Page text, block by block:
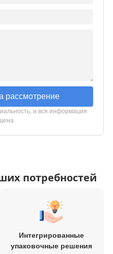
рассмотрение
и вся информация
потребностей
Интегрированные
упаковочные решения